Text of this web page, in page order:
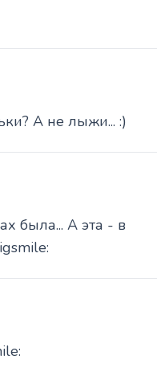
А не лыжи... :)
была... А эта - в